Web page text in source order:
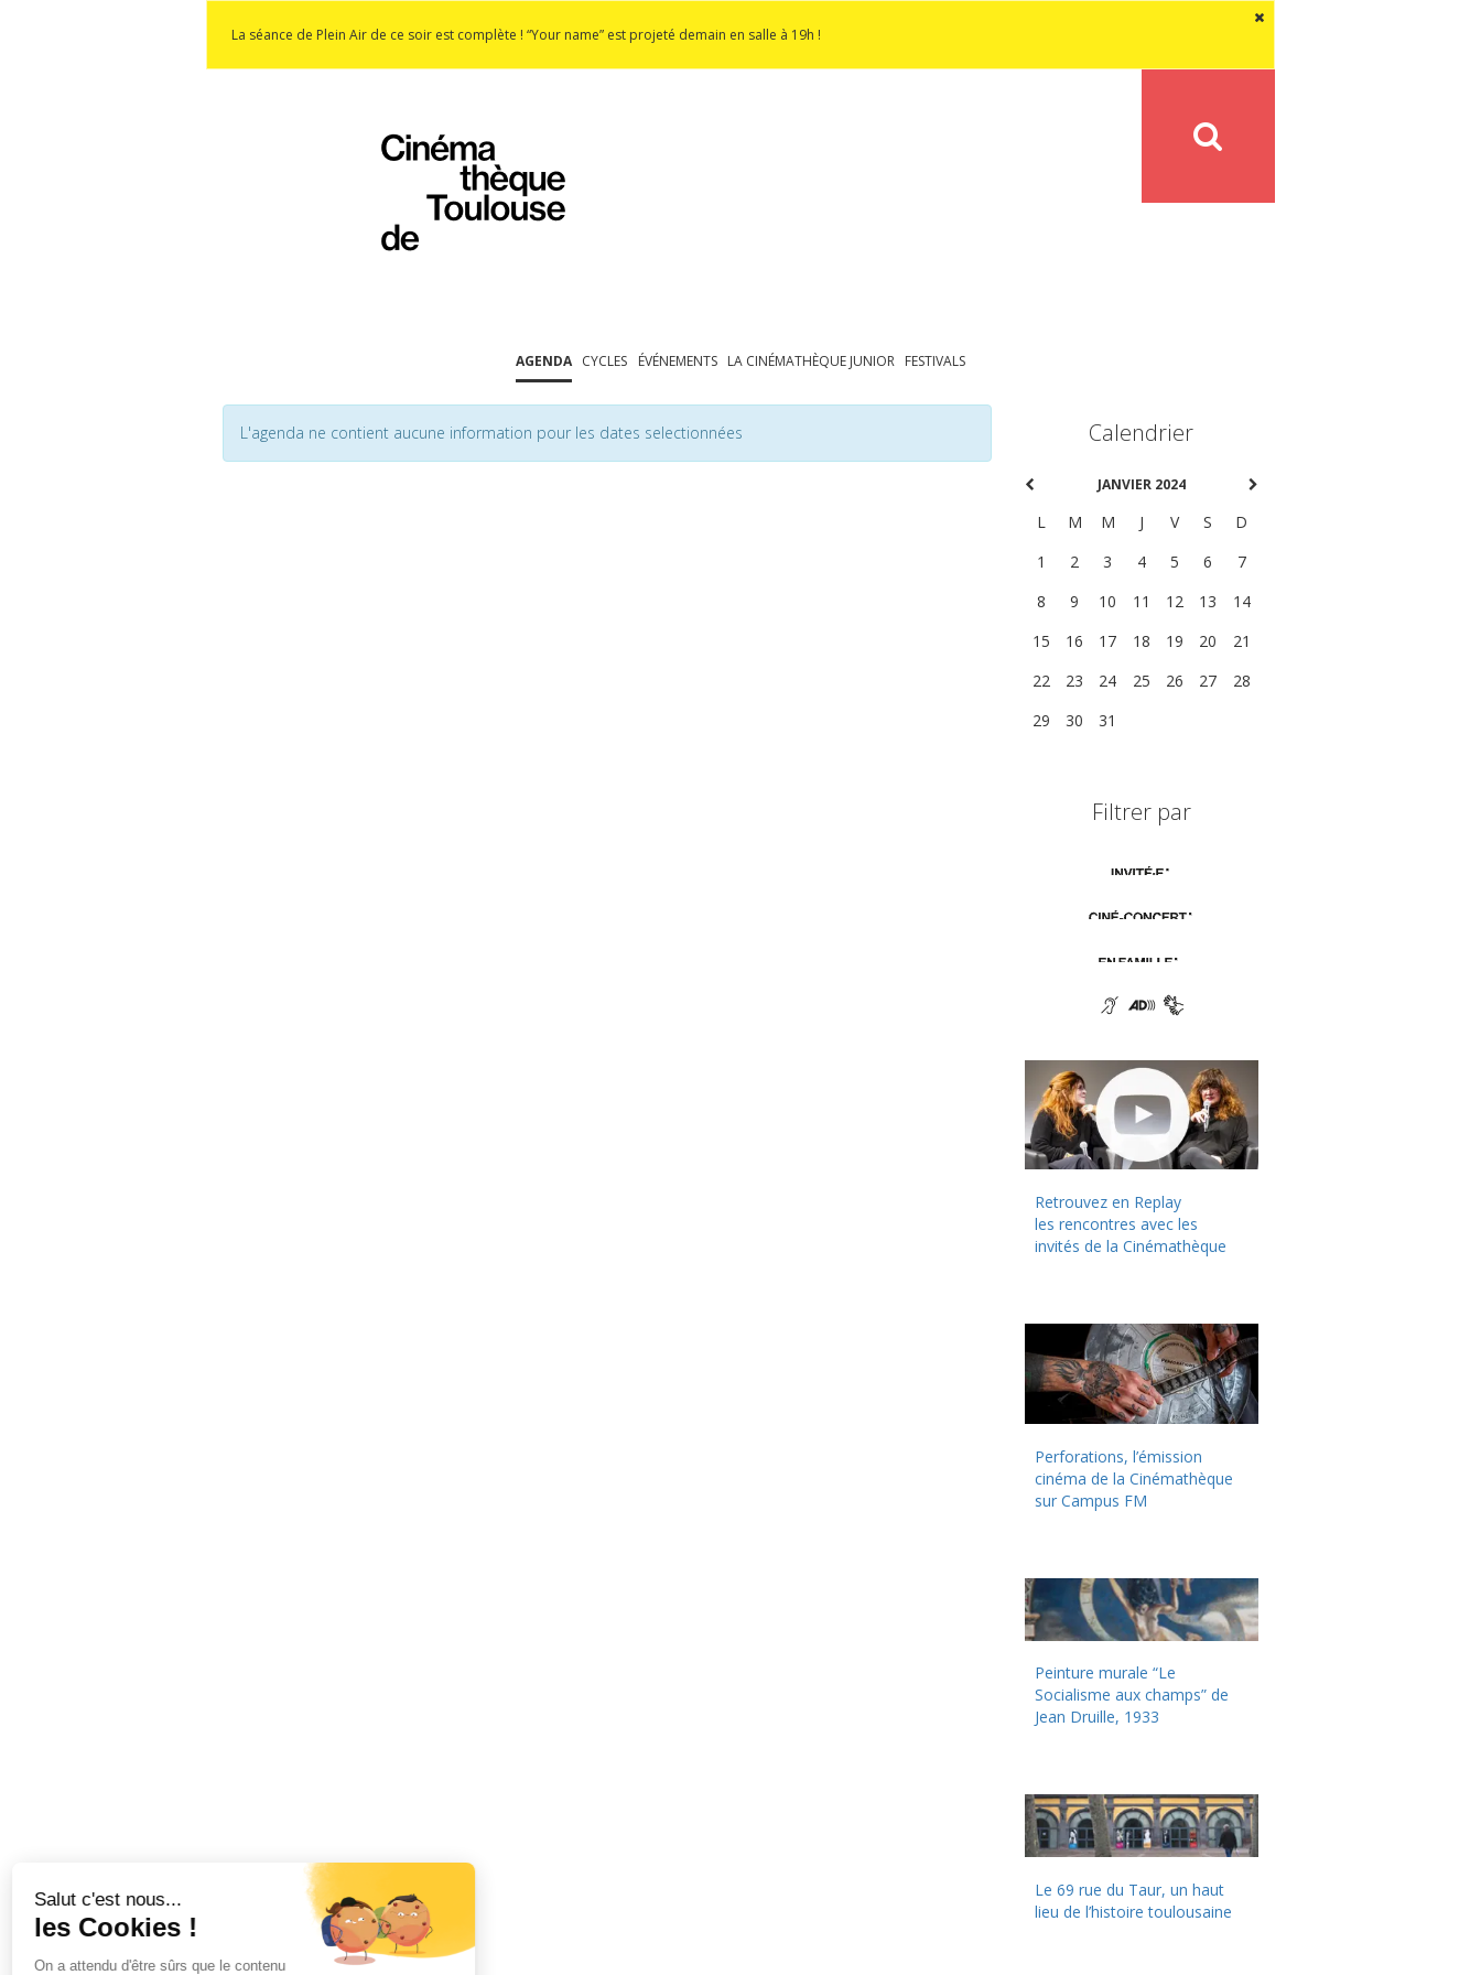
La séance de Plein Air de ce soir est complète ! “Your name” est projeté demain en salle à 19h !
AGENDA CYCLES ÉVÉNEMENTS LA CINÉMATHÈQUE JUNIOR FESTIVALS
L'agenda ne contient aucune information pour les dates selectionnées Calendrier
JANVIER 2024
L M M J V S
D
1
2 3 4 5 6
7
8
9 10 11 12 13
14
15
16 17 18 19 20
21
22
23 24 25 26 27
28
29
30 31
Filtrer par
Retrouvez en Replay
les rencontres avec les
invités de la Cinémathèque
Perforations, l’émission
cinéma de la Cinémathèque
sur Campus FM
Peinture murale “Le
Socialisme aux champs” de
Jean Druille, 1933
Le 69 rue du Taur, un haut
lieu de l’histoire toulousaine